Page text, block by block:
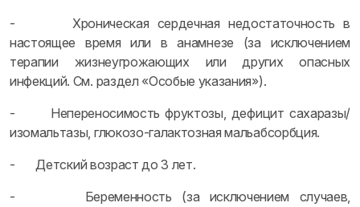
- Хроническая сердечная недостаточность в
настоящее время или в анамнезе (за исключением
терапии жизнеугрожающих или других опасных
инфекций. См. раздел «Особые указания»).
- Непереносимость фруктозы, дефицит сахаразы/
изомальтазы, глюкозо-галактозная мальабсорбция.
- Детский возраст до 3 лет.
- Беременность (за исключением случаев,